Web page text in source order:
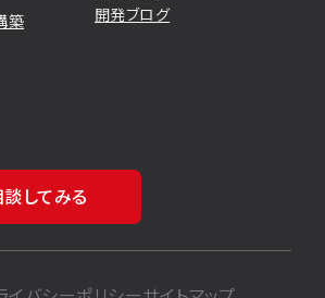
築
開発ブログ
してみる